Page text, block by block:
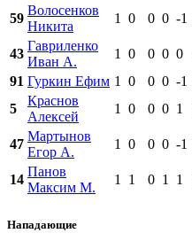
59
Волосенков
Никита
1 0 0 0 -1
43
Гавриленко
Иван А.
1 0 0 0 0
91 Гуркин Ефим 1 0 0 0 -1
5
Краснов
Алексей
1 0 0 0 1
47
Мартынов
Егор А.
1 0 0 0 -1
14
Панов
Максим М.
1 1 0 1 1
Нападающие